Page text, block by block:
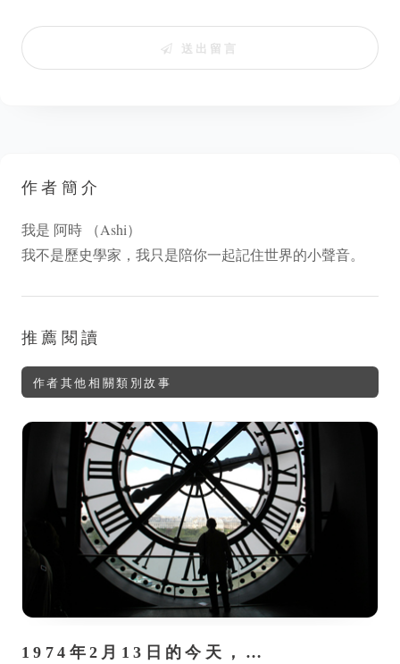
送出留言
作者簡介
我是 阿時 （Ashi）
我不是歷史學家，我只是陪你一起記住世界的小聲音。
推薦閱讀
作者其他相關類別故事
1974年2月13日的今天，…